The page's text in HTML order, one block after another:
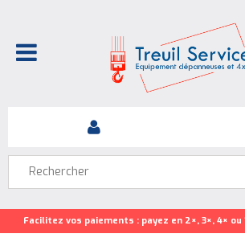
Facilitez vos paiements : payez en 2×, 3×, 4× ou